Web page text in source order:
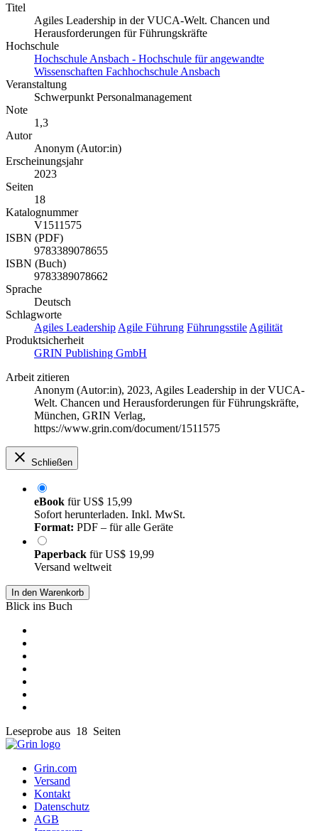
Titel
Agiles Leadership in der VUCA-Welt. Chancen und
Herausforderungen für Führungskräfte
Hochschule
Hochschule Ansbach - Hochschule für angewandte
Wissenschaften Fachhochschule Ansbach
Veranstaltung
Schwerpunkt Personalmanagement
Note
1,3
Autor
Anonym (Autor:in)
Erscheinungsjahr
2023
Seiten
18
Katalognummer
V1511575
ISBN (PDF)
9783389078655
ISBN (Buch)
9783389078662
Sprache
Deutsch
Schlagworte
Agiles Leadership Agile Führung Führungsstile Agilität
Produktsicherheit
GRIN Publishing GmbH
Arbeit zitieren
Anonym (Autor:in), 2023, Agiles Leadership in der VUCA-
Welt. Chancen und Herausforderungen für Führungskräfte,
München, GRIN Verlag,
https://www.grin.com/document/1511575
Schließen
eBook fürUS$ 15,99
Sofort herunterladen. Inkl. MwSt.
Format: PDF – für alle Geräte
Paperback fürUS$ 19,99
Versand weltweit
In den Warenkorb
Blick ins Buch
Leseprobe aus 18 Seiten
Grin.com
Versand
Kontakt
Datenschutz
AGB